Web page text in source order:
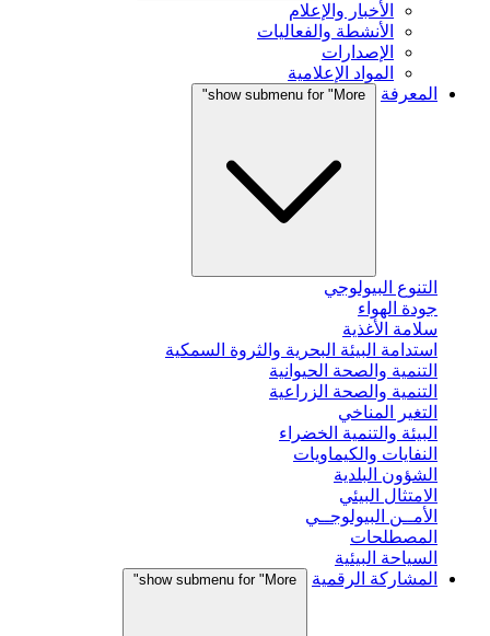
الأخبار والإعلام
الأنشطة والفعاليات
الإصدارات
المواد الإعلامية
المعرفة
show submenu for "More"
التنوع البيولوجي
جودة الهواء
سلامة الأغذية
استدامة البيئة البحرية والثروة السمكية
التنمية والصحة الحيوانية
التنمية والصحة الزراعية
التغير المناخي
البيئة والتنمية الخضراء
النفايات والكيماويات
الشؤون البلدية
الامتثال البيئي
الأمــن البيولوجــي
المصطلحات
السياحة البيئية
المشاركة الرقمية
show submenu for "More"